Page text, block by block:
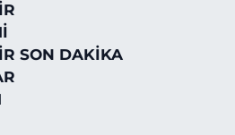
SON DAKİKA